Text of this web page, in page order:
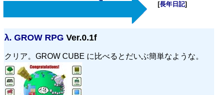
[長年日記]
λ. GROW RPG Ver.0.1f
クリア。GROW CUBE に比べるとだいぶ簡単なような。